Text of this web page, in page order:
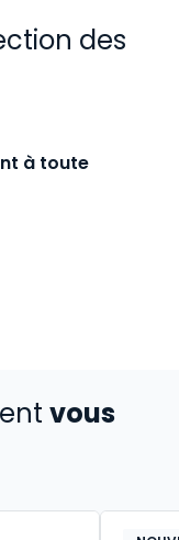
des
à toute
vous